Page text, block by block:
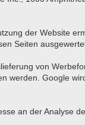
der Website
Seiten
von
werden. Google
an der Analyse